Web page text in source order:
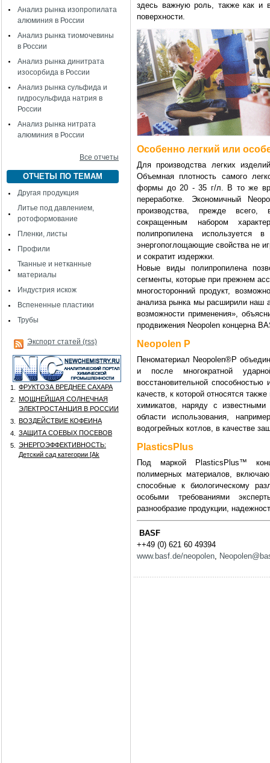
Анализ рынка изопропилата
алюминия в России
Анализ рынка тиомочевины
в России
Анализ рынка динитрата
изосорбида в России
Анализ рынка сульфида и
гидросульфида натрия в
России
Анализ рынка нитрата
алюминия в России
Все отчеты
ОТЧЕТЫ ПО ТЕМАМ
Другая продукция
Литье под давлением,
ротоформование
Пленки, листы
Профили
Тканные и нетканные
материалы
Индустрия искож
Вспененные пластики
Трубы
Экспорт статей (rss)
1.
ФРУКТОЗА ВРЕДНЕЕ САХАРА
2.
МОЩНЕЙШАЯ СОЛНЕЧНАЯ
ЭЛЕКТРОСТАНЦИЯ В РОССИИ
3.
ВОЗДЕЙСТВИЕ КОФЕИНА
4.
ЗАЩИТА СОЕВЫХ ПОСЕВОВ
5.
ЭНЕРГОЭФФЕКТИВНОСТЬ:
Детский сад категории [Аk
здесь важную роль, также как и
поверхности.
Особенно легкий или
Для производства легких
Объемная плотность самого
формы до 20 - 35 г/л. В то же
переработке. Экономичный
производства, прежде всего,
сокращенным набором
полипропилена используется
энергопоглощающие свойства не
и сократит издержки.
Новые виды полипропилена
сегменты, которые при прежнем
многосторонний продукт,
анализа рынка мы расширили наш
возможности применения»,
продвижения Neopolen концерна
Neopolen P
Пеноматериал Neopolen®P
и после многократной
восстановительной
качеств, к которой относятся
химикатов, наряду с
области использования,
водогрейных котлов, в качестве
PlasticsPlus
Под маркой PlasticsPlus™
полимерных материалов,
способные к биологическому
особыми требованиями
разнообразие продукции,
BASF
++49 (0) 621 60 49394
www.basf.de/neopolen,